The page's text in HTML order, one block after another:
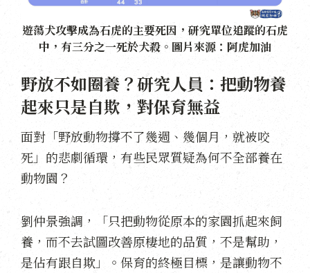
遊蕩犬攻擊成為石虎的主要死因，研究單位追蹤的石虎
中，有三分之一死於犬殺。圖片來源：阿虎加油
野放不如圈養？研究人員：把動物養
起來只是自欺，對保育無益
面對「野放動物撐不了幾週、幾個月，就被咬
死」的悲劇循環，有些民眾質疑為何不全部養在
動物園？
劉仲景強調，「只把動物從原本的家園抓起來飼
養，而不去試圖改善原棲地的品質，不是幫助，
是佔有跟自欺」。保育的終極目標，是讓動物不